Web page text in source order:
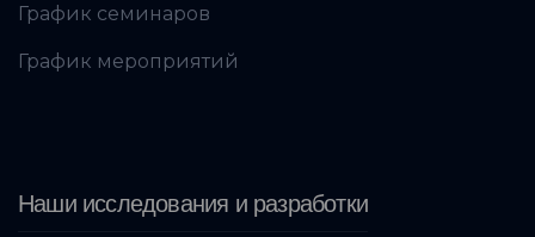
График семинаров
График мероприятий
Наши исследования и разработки